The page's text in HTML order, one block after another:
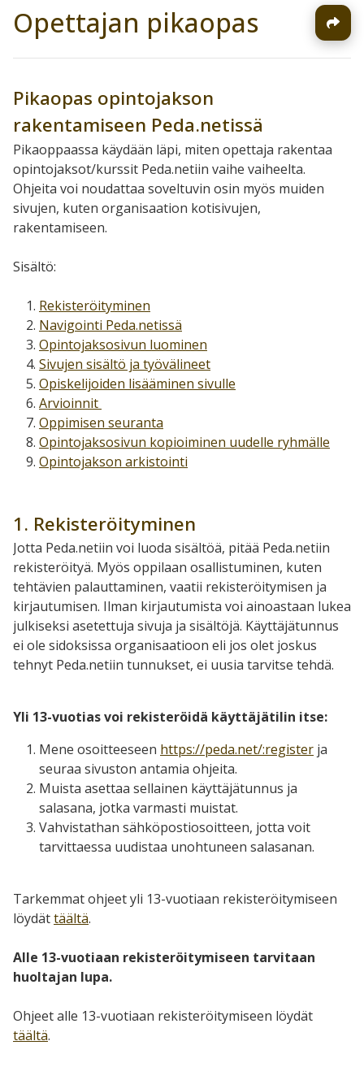
Opettajan pikaopas
Pikaopas opintojakson
rakentamiseen Peda.netissä
Pikaoppaassa käydään läpi, miten opettaja rakentaa
opintojaksot/kurssit Peda.netiin vaihe vaiheelta.
Ohjeita voi noudattaa soveltuvin osin myös muiden
sivujen, kuten organisaation kotisivujen,
rakentamiseen.
Sisältö:
Rekisteröityminen
Navigointi Peda.netissä
Opintojaksosivun luominen
Sivujen sisältö ja työvälineet
Opiskelijoiden lisääminen sivulle
Arvioinnit
Oppimisen seuranta
Opintojaksosivun kopioiminen uudelle ryhmälle
Opintojakson arkistointi
1. Rekisteröityminen
Jotta Peda.netiin voi luoda sisältöä, pitää Peda.netiin
rekisteröityä. Myös oppilaan osallistuminen, kuten
tehtävien palauttaminen, vaatii rekisteröitymisen ja
kirjautumisen. Ilman kirjautumista voi ainoastaan lukea
julkiseksi asetettuja sivuja ja sisältöjä. Käyttäjätunnus
ei ole sidoksissa organisaatioon eli jos olet joskus
tehnyt Peda.netiin tunnukset, ei uusia tarvitse tehdä.
Yli 13-vuotias voi rekisteröidä käyttäjätilin itse:
Mene osoitteeseen https://peda.net/:register ja
seuraa sivuston antamia ohjeita.
Muista asettaa sellainen käyttäjätunnus ja
salasana, jotka varmasti muistat.
Vahvistathan sähköpostiosoitteen, jotta voit
tarvittaessa uudistaa unohtuneen salasanan.
Tarkemmat ohjeet yli 13-vuotiaan rekisteröitymiseen
löydättäältä.
Alle 13-vuotiaan rekisteröitymiseen tarvitaan
huoltajan lupa.
Ohjeet alle 13-vuotiaan rekisteröitymiseen löydät
täältä.